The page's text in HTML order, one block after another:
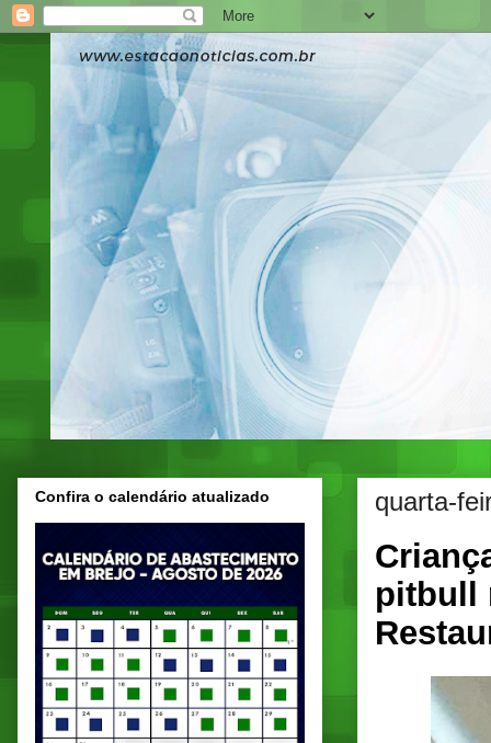
quarta-
pitbull
Confira o calendário atualizado